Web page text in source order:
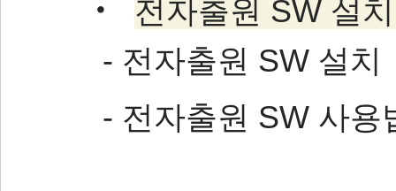
‧ 전자출원 SW 설
- 전자출원 SW 설치
- 전자출원 SW 사용